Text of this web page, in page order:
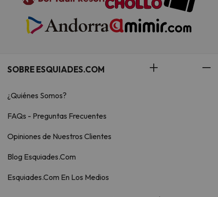
SOBRE ESQUIADES.COM
¿Quiénes Somos?
FAQs - Preguntas Frecuentes
Opiniones de Nuestros Clientes
Blog Esquiades.Com
Esquiades.Com En Los Medios